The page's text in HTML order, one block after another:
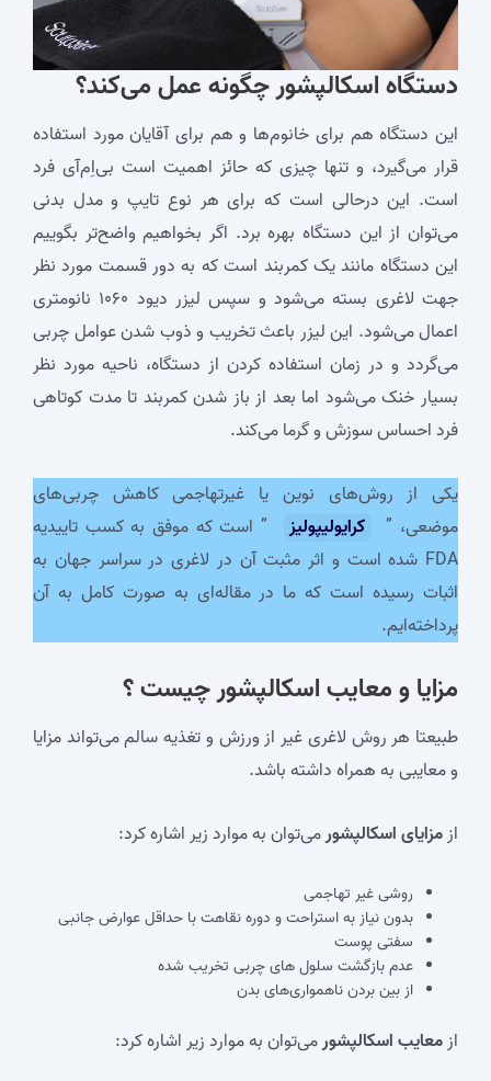
دستگاه اسکالپشورچگونه عمل می‌کند؟
این دستگاه هم برای خانوم‌ها و هم برای آقایان مورد استفاده
قرار می‌گیرد، و تنها چیزی که حائز اهمیت است بی‌اِم‌آی فرد
است. این درحالی است که برای هر نوع تایپ و مدل بدنی
می‌توان از این دستگاه بهره برد. اگر بخواهیم واضح‌تر بگوییم
این دستگاه مانند یک کمربند است که به دور قسمت مورد نظر
جهت لاغری بسته می‌شود و سپس لیزر دیود ۱۰۶۰ نانومتری
اعمال می‌شود. این لیزر باعث تخریب و ذوب شدن عوامل چربی
می‌گردد و در زمان استفاده کردن از دستگاه، ناحیه مورد نظر
بسیار خنک می‌شود اما بعد از باز شدن کمربند تا مدت کوتاهی
فرد احساس سوزش و گرما می‌کند.
یکی از روش‌های نوین یا غیرتهاجمی کاهش چربی‌های
موضعی، ”
کرایولیپولیز
” است که موفق به کسب تاییدیه
FDA شده است و اثر مثبت آن در لاغری در سراسر جهان به
اثبات رسیده است که ما در مقاله‌ای به صورت کامل به آن
پرداخته‌ایم.
مزایا و معایب اسکالپشور چیست ؟
طبیعتا هر روش لاغری غیر از ورزش و تغذیه سالم می‌تواند مزایا
و معایبی به همراه داشته باشد.
ازمزایای اسکالپشورمی‌توان به موارد زیر اشاره کرد:
روشی غیر تهاجمی
بدون نیاز به استراحت و دوره نقاهت با حداقل عوارض جانبی
سفتی پوست
عدم بازگشت سلول های چربی تخریب شده
از بین بردن ناهمواری‌های بدن
ازمعایب اسکالپشورمی‌توان به موارد زیر اشاره کرد: